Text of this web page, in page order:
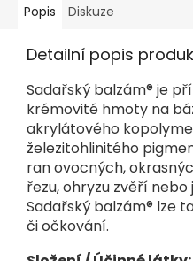
Popis Diskuze
Detailní popis
Sadařský balzám® je
krémovité hmoty na
akrylátového
železitohlinitého
ran ovocných,
řezu, ohryzu zvěří
Sadařský balzám® lze
či očkování.